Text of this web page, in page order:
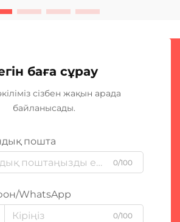
баға сұрау
сізбен жақын арада
байланысады.
пошта
0/100
WhatsApp
0/100